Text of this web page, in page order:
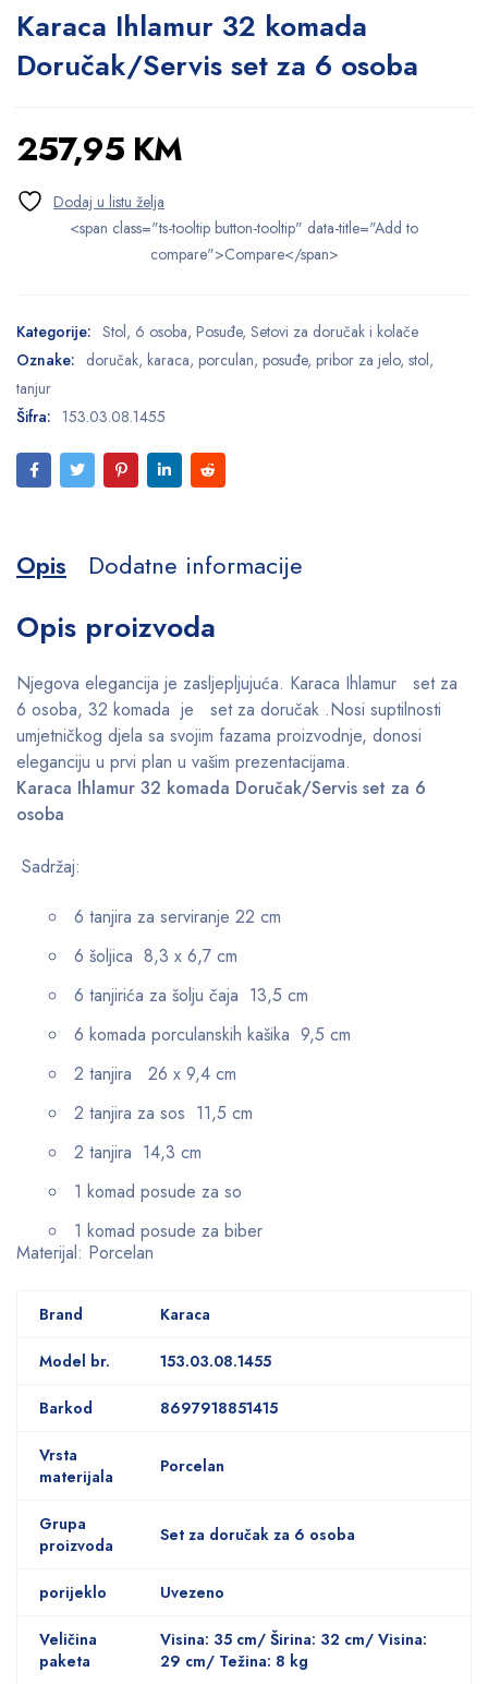
Karaca Ihlamur 32 komada
Doručak/Servis set za 6 osoba
257,95 KM
<span class="ts-tooltip button-tooltip" data-title="Add to
compare">Compare</span>
Kategorije: Stol, 6 osoba, Posuđe, Setovi za doručak i kolače
Oznake: doručak, karaca, porculan, posuđe, pribor za jelo, stol,
tanjur
Šifra: 153.03.08.1455
Opis Dodatne informacije
Opis proizvoda
Njegova elegancija je zasljepljujuća. Karaca Ihlamur
set za
6 osoba, 32 komada je set za doručak .Nosi suptilnosti
umjetničkog djela sa svojim fazama proizvodnje, donosi
eleganciju u prvi plan u vašim prezentacijama.
Karaca Ihlamur 32 komada Doručak/Servis set za 6
osoba
Sadržaj:
6 tanjira za serviranje 22 cm
6 šoljica 8,3 x 6,7 cm
6 tanjirića za šolju čaja 13,5 cm
6 komada porculanskih kašika 9,5 cm
2 tanjira 26 x 9,4 cm
2 tanjira za sos 11,5 cm
2 tanjira 14,3 cm
1 komad posude za so
1 komad posude za biber
Materijal: Porcelan
Brand Karaca
Model br. 153.03.08.1455
Barkod 8697918851415
Vrsta
materijala
Porcelan
Grupa
proizvoda
Set za doručak za 6 osoba
porijeklo Uvezeno
Veličina
paketa
Visina: 35 cm/ Širina: 32 cm/ Visina:
29 cm/ Težina: 8 kg